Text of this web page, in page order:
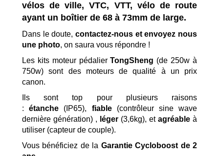
vélos de ville, VTC, VTT, vélo de route
ayant un boîtier de 68 à 73mm de large.
Dans le doute, contactez-nous et envoyez nous
une photo, on saura vous répondre !
Les kits moteur pédalierTongSheng (de 250w à
750w) sont des moteurs de qualité à un prix
canon.
Ils sont top pour plusieurs raisons
:étanche (IP65), fiable (contrôleur sine wave
dernière génération) , léger (3,6kg), et agréable à
utiliser (capteur de couple).
Vous bénéficiez de la Garantie Cycloboost de 2